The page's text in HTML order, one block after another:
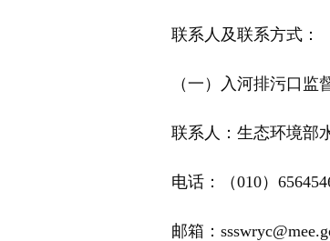
联系人及联系方式：
（一）入河排污口监
联系人：生态环境部
电话：（010）
邮箱：